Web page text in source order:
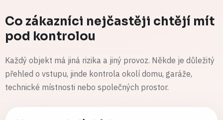
Co zákazníci nejčastěji chtějí mít
pod kontrolou
Každý objekt má jiná rizika a jiný provoz. Někde je důležitý
přehled o vstupu, jinde kontrola okolí domu, garáže,
technické místnosti nebo společných prostor.